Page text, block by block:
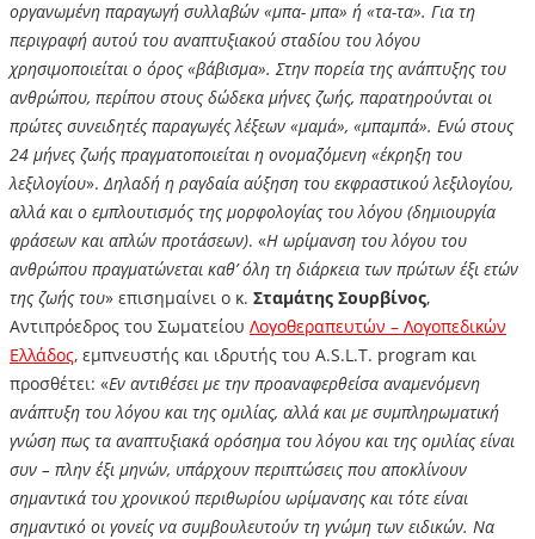
οργανωμένη παραγωγή συλλαβών «μπα- μπα» ή «τα-τα». Για τη
περιγραφή αυτού του αναπτυξιακού σταδίου του λόγου
χρησιμοποιείται ο όρος «βάβισμα». Στην πορεία της ανάπτυξης του
ανθρώπου, περίπου στους δώδεκα μήνες ζωής, παρατηρούνται οι
πρώτες συνειδητές παραγωγές λέξεων «μαμά», «μπαμπά». Ενώ στους
24 μήνες ζωής πραγματοποιείται η ονομαζόμενη «έκρηξη του
λεξιλογίου».Δηλαδή η ραγδαία αύξηση του εκφραστικού λεξιλογίου,
αλλά και ο εμπλουτισμός της μορφολογίας του λόγου (δημιουργία
φράσεων και απλών προτάσεων). «Η ωρίμανση του λόγου του
ανθρώπου πραγματώνεται καθ’ όλη τη διάρκεια των πρώτων έξι ετών
της ζωής του» επισημαίνει ο κ. Σταμάτης Σουρβίνος,
Αντιπρόεδρος του Σωματείου Λογοθεραπευτών – Λογοπεδικών
Ελλάδος, εμπνευστής και ιδρυτής του A.S.L.T. program και
προσθέτει: «Εν αντιθέσει με την προαναφερθείσα αναμενόμενη
ανάπτυξη του λόγου και της ομιλίας, αλλά και με συμπληρωματική
γνώση πως τα αναπτυξιακά ορόσημα του λόγου και της ομιλίας είναι
συν – πλην έξι μηνών, υπάρχουν περιπτώσεις που αποκλίνουν
σημαντικά του χρονικού περιθωρίου ωρίμανσης και τότε είναι
σημαντικό οι γονείς να συμβουλευτούν τη γνώμη των ειδικών. Να